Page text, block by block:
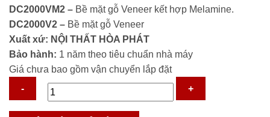
DC2000VM2 – Bề mặt gỗ Veneer kết hợp Melamine.
DC2000V2 – Bề mặt gỗ Veneer
Xuất xứ: NỘI THẤT HÒA PHÁT
Bảo hành: 1 năm theo tiêu chuẩn nhà máy
Giá chưa bao gồm vận chuyển lắp đặt